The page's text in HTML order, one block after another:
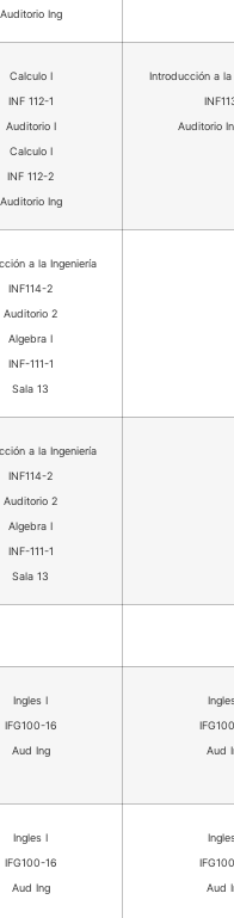
Auditorio Ing
Calculo I
INF 112-1
Auditorio I
Calculo I
INF 112-2
Auditorio Ing
Introducción a
Auditorio
a la Ingeniería
INF114-2
Auditorio 2
Algebra I
INF-111-1
Sala 13
a la Ingeniería
INF114-2
Auditorio 2
Algebra I
INF-111-1
Sala 13
Ingles I
IFG100-16
Aud Ing
Aud
Ingles I
IFG100-16
Aud Ing
Aud